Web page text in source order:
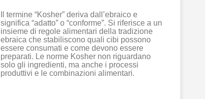
Il termine “Kosher” deriva dall’ebraico e
significa “adatto” o “conforme”. Si riferisce a un
insieme di regole alimentari della tradizione
ebraica che stabiliscono quali cibi possono
essere consumati e come devono essere
preparati. Le norme Kosher non riguardano
solo gli ingredienti, ma anche i processi
produttivi e le combinazioni alimentari.